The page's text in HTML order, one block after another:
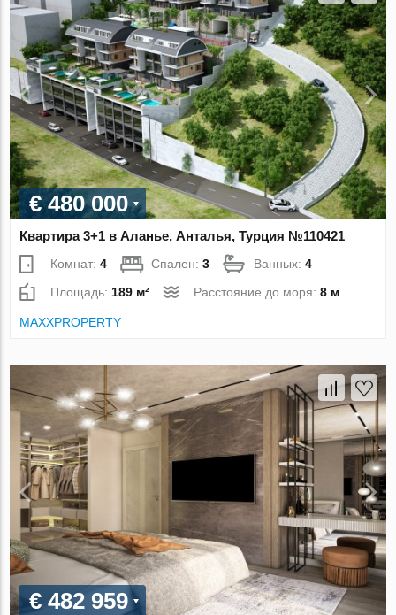
€ 480 000
Квартира 3+1 в Аланье, Анталья, Турция №110421
Комнат:4 Спален:3 Ванных:4
Площадь: 189 м² Расстояние до моря:8 м
MAXXPROPERTY
€ 482 959